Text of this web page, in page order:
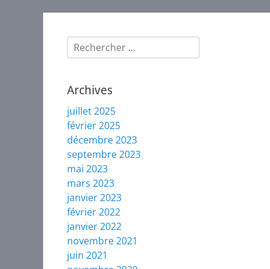
de
Rechercher :
Archives
juillet 2025
février 2025
décembre 2023
septembre 2023
mai 2023
mars 2023
janvier 2023
février 2022
janvier 2022
novembre 2021
juin 2021